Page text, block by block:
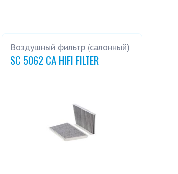
Воздушный фильтр (салонный)
SC 5062 CA HIFI FILTER